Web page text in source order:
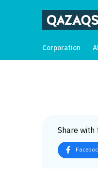
Corporation
Share with